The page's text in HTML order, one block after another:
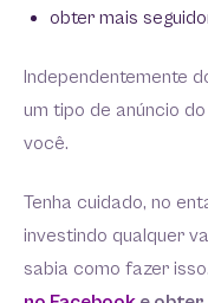
obter mais
Independentemente
um tipo de anúncio
você.
Tenha cuidado, no
investindo qualquer
sabia como fazer